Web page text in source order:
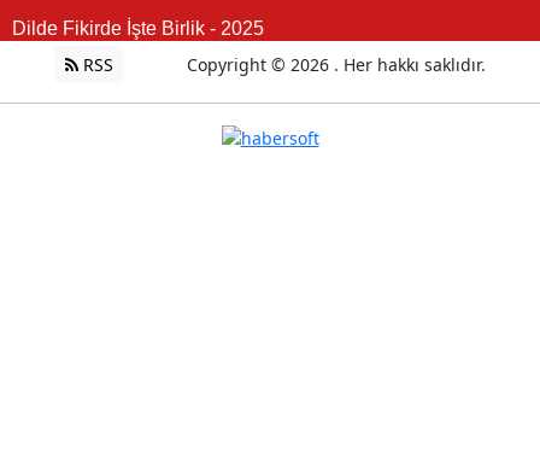
Dilde Fikirde İşte Birlik - 2025
RSS Copyright © 2026 . Her hakkı saklıdır.